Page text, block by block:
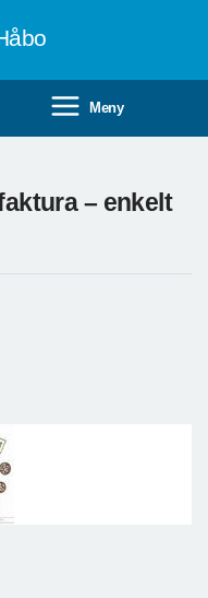
Meny
– enkelt